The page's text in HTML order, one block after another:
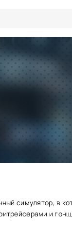
SR:
Игры
симулятор, в
и